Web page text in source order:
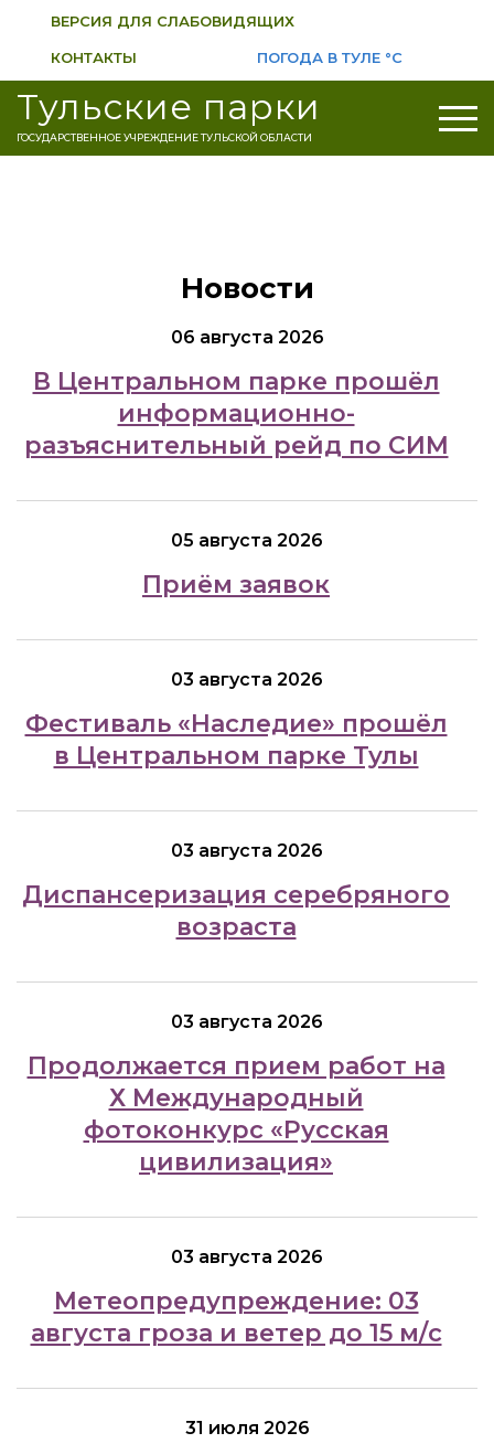
ВЕРСИЯ ДЛЯ СЛАБОВИДЯЩИХ
КОНТАКТЫ ПОГОДА В ТУЛЕ °C
Тульские парки
ГОСУДАРСТВЕННОЕ УЧРЕЖДЕНИЕ ТУЛЬСКОЙ ОБЛАСТИ
Новости
06 августа 2026
В Центральном парке прошёл
информационно-
разъяснительный рейд по СИМ
05 августа 2026
Приём заявок
03 августа 2026
Фестиваль «Наследие» прошёл
в Центральном парке Тулы
03 августа 2026
Диспансеризация серебряного
возраста
03 августа 2026
Продолжается прием работ на
Х Международный
фотоконкурс «Русская
цивилизация»
03 августа 2026
Метеопредупреждение: 03
августа гроза и ветер до 15 м/с
31 июля 2026